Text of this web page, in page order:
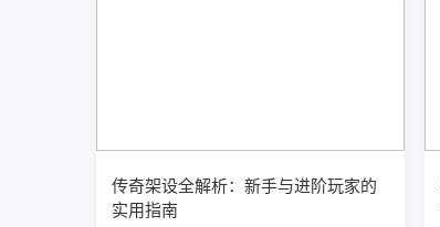
传奇架设全解析：新手与进阶玩家的
实用指南